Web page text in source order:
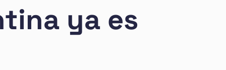
ya es